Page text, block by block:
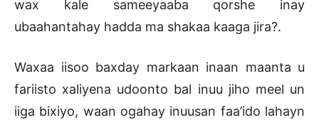
wax kale sameeyaaba qorshe inay
ubaahantahay hadda ma shakaa kaaga jira?.
Waxaa iisoo baxday markaan inaan maanta u
fariisto xaliyena udoonto bal inuu jiho meel un
iiga bixiyo, waan ogahay inuusan faa’ido lahayn